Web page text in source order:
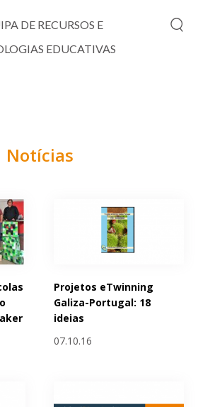
DE RECURSOS E
EDUCATIVAS
Notícias
Projetos eTwinning
Galiza-Portugal: 18
ideias
07.10.16